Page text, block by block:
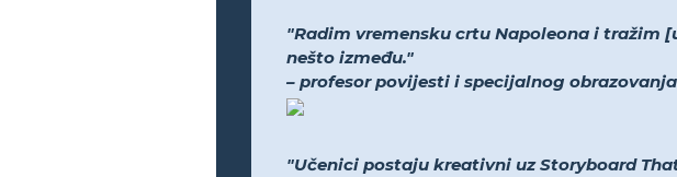
"Radim vremensku crtu Napoleona i tražim
nešto između."
– profesor povijesti i specijalnog obrazovanja
"Učenici postaju kreativni uz Storyboard